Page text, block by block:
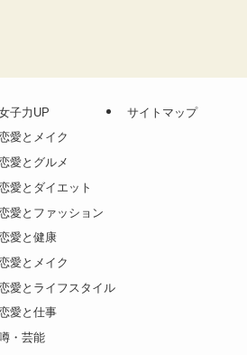
子力UP
愛とメイク
愛とグルメ
愛とダイエット
愛とファッション
愛と健康
愛とメイク
愛とライフスタイル
愛と仕事
・芸能
サイトマップ